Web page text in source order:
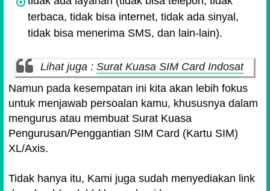
terbaca, tidak bisa internet, tidak ada sinyal,
tidak bisa menerima SMS, dan lain-lain).
Lihat juga : Surat Kuasa SIM Card Indosat
Namun pada kesempatan ini kita akan lebih fokus
untuk menjawab persoalan kamu, khususnya dalam
mengurus atau membuat Surat Kuasa
Pengurusan/Penggantian SIM Card (Kartu SIM)
XL/Axis.
Tidak hanya itu, Kami juga sudah menyediakan link